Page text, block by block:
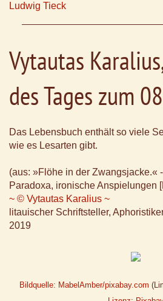
Ludwig Tieck
Vytautas
des Tages zum
Das Lebensbuch enthält so viele
wie es Lesarten gibt.
(aus: »Flöhe in der Zwangsjacke.«
Paradoxa, ironische Anspielungen
~ © Vytautas Karalius ~
litauischer Schriftsteller,
2019
Bildquelle: MabelAmber/pixabay.com